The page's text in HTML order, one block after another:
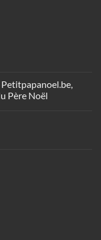
Petitpapanoel.be,
Père Noël